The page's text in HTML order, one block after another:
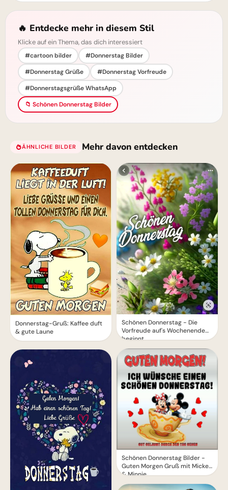
🔥 Entdecke mehr in diesem Stil
Klicke auf ein Thema, das dich interessiert
#cartoon bilder
#Donnerstag Bilder
#Donnerstag Grüße
#Donnerstag Vorfreude
#Donnerstagsgrüße WhatsApp
📁 Schönen Donnerstag Bilder
ÄHNLICHE BILDER Mehr davon entdecken
Donnerstag-Gruß: Kaffee duft
& gute Laune
Schönen Donnerstag - Die
Vorfreude auf's Wochenende
beginnt
Schönen Donnerstag Bilder -
Guten Morgen Gruß mit Mickey
& Minnie